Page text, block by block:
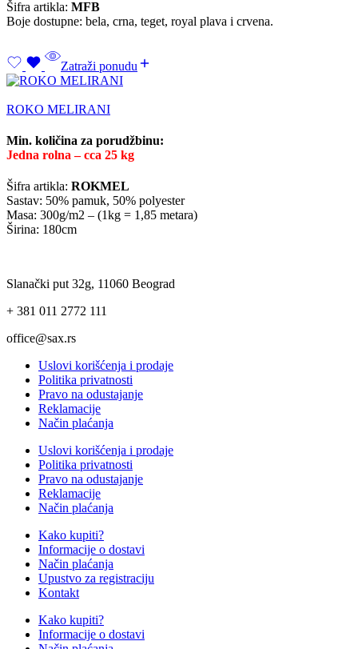
Šifra artikla: MFB
Boje dostupne: bela, crna, teget, royal plava i crvena.
Zatraži ponudu
ROKO MELIRANI
Min. količina za porudžbinu:
Jedna rolna – cca 25 kg
Šifra artikla: ROKMEL
Sastav: 50% pamuk, 50% polyester
Masa: 300g/m2 – (1kg = 1,85 metara)
Širina: 180cm
Slanački put 32g, 11060 Beograd
+ 381 011 2772 111
office@sax.rs
Uslovi korišćenja i prodaje
Politika privatnosti
Pravo na odustajanje
Reklamacije
Način plaćanja
Uslovi korišćenja i prodaje
Politika privatnosti
Pravo na odustajanje
Reklamacije
Način plaćanja
Kako kupiti?
Informacije o dostavi
Način plaćanja
Upustvo za registraciju
Kontakt
Kako kupiti?
Informacije o dostavi